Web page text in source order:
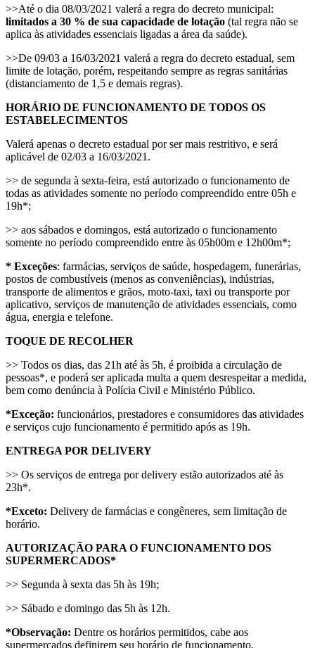
>>Até o dia 08/03/2021 valerá a regra do decreto municipal:
limitados a 30 % de sua capacidade de lotação (tal regra não se
aplica às atividades essenciais ligadas a área da saúde).
>>De 09/03 a 16/03/2021 valerá a regra do decreto estadual, sem
limite de lotação, porém, respeitando sempre as regras sanitárias
(distanciamento de 1,5 e demais regras).
HORÁRIO DE FUNCIONAMENTO DE TODOS OS
ESTABELECIMENTOS
Valerá apenas o decreto estadual por ser mais restritivo, e será
aplicável de 02/03 a 16/03/2021.
>> de segunda à sexta-feira, está autorizado o funcionamento de
todas as atividades somente no período compreendido entre 05h e
19h*;
>> aos sábados e domingos, está autorizado o funcionamento
somente no período compreendido entre às 05h00m e 12h00m*;
* Exceções: farmácias, serviços de saúde, hospedagem, funerárias,
postos de combustíveis (menos as conveniências), indústrias,
transporte de alimentos e grãos, moto-taxi, taxi ou transporte por
aplicativo, serviços de manutenção de atividades essenciais, como
água, energia e telefone.
TOQUE DE RECOLHER
>> Todos os dias, das 21h até às 5h, é proibida a circulação de
pessoas*, e poderá ser aplicada multa a quem desrespeitar a medida,
bem como denúncia à Polícia Civil e Ministério Público.
*Exceção: funcionários, prestadores e consumidores das atividades
e serviços cujo funcionamento é permitido após as 19h.
ENTREGA POR DELIVERY
>> Os serviços de entrega por delivery estão autorizados até às
23h*.
*Exceto: Delivery de farmácias e congêneres, sem limitação de
horário.
AUTORIZAÇÃO PARA O FUNCIONAMENTO DOS
SUPERMERCADOS*
>> Segunda à sexta das 5h às 19h;
>> Sábado e domingo das 5h às 12h.
*Observação: Dentre os horários permitidos, cabe aos
supermercados definirem seu horário de funcionamento.